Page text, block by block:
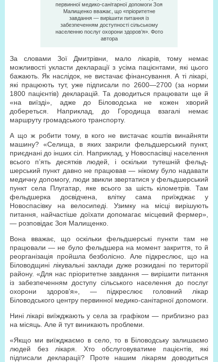
первинної медико-санітарної допомоги Зоя
Малищенко вважає, що «пріоритетне
завдання — вирішити питання із
забезпеченням доступності сільському
населенню послуг охорони здоров’я». Фото
автора
За словами Зої Дмитрівни, мало лікарів, тому немає
можливості укласти декларації з усіма пацієнтами, які цього
бажають. Як наслідок, не вистачає фінансування. А ті лікарі,
які працюють тут, уже підписали по 2600—2700 (за норми
1800 пацієнтів) декларацій. Та доводиться працювати ще й
«на виїзді», адже до Біловодська не кожен хворий
добереться. Наприклад, до Городища взагалі немає
маршруту громадського транспорту.
А що ж робити тому, в кого не вистачає коштів винайняти
машину? «Селища, в яких закрили фельдшерський пункт,
приєднані до інших сіл. Наприклад, у Новоспасівці населення
всього п’ять десятків людей, і оскільки тутешній фельд­
шерський пункт давно не працював — нікому було надавати
медичну допомогу, люди звикли звертатися у фельдшерський
пункт села Плугатар, яке всього за шість кілометрів. Там
фельдшерка досвідчена, влітку сама приїжджає у
Новоспасівку на велосипеді. Узимку на місці вирішують
питання, найчастіше доїхати допомагає місцевий фермер»,
— розповідає Зоя Малищенко.
Вона вважає, що оскільки фельдшерські пункти там не
працювали — не було фельдшера на момент закриття, то й
реорганізація пройшла безболісно. Але підкреслює, що на
Біловодщині лікувальні заклади дуже розкидані по території
району. «Для нас пріоритетне завдання — вирішити питання
із забезпеченням доступу сільського населення до послуг
охорони здоров’я», — підкреслює головний лікар
Біловодського центру первинної медико-санітарної допомоги.
Нині лікарі виїжджають у села за графіком — приблизно раз
на місяць. Але й тут виникають проблеми.
«Якщо ми виїжджаємо в село, то в Біловодську залишаємо
людей без лікаря. Хто обслуговуватиме пацієнтів, які
підписали декларації? Проте нашим лікарям доводиться